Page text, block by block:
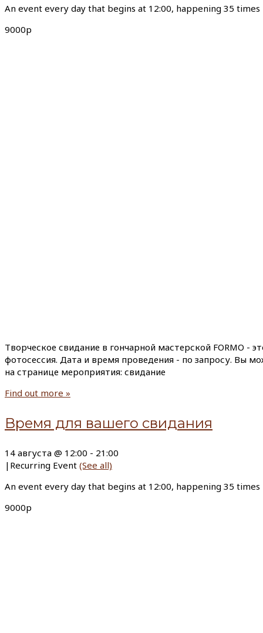
An event every day that begins at 12:00, happening 35 times
9000р
Творческое свидание в гончарной мастерской FORMO -
фотосессия. Дата и время проведения - по запросу. Вы
на странице мероприятия: свидание
Find out more »
Время для вашего свидания
14 августа @ 12:00 - 21:00
| Recurring Event (See all)
An event every day that begins at 12:00, happening 35 times
9000р